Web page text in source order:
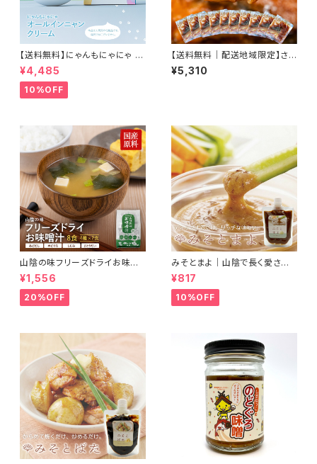
【送料無料】にゃんもにゃにゃ オ
ールインニャンクリーム50g (人
間用基礎化粧品) 猫との暮らし
に寄り添ったこだわりの成分 自
然由来のオールインワンクリー
¥4,485
10%OFF
【送料無料｜配送地域限定】さ
ば味噌煮(冷凍レトルト40g×10
袋) 製造元から冷凍直送 老舗味
¥5,310
山陰の味フリーズドライお味噌
汁
¥1,556
20%OFF
みそとまよ｜山陰で長く愛され
続けている錦味噌とマヨネーズ
で、ディップするだけで濃厚リッ
チな味わいになるみそマヨがで
きました
¥817
10%OFF